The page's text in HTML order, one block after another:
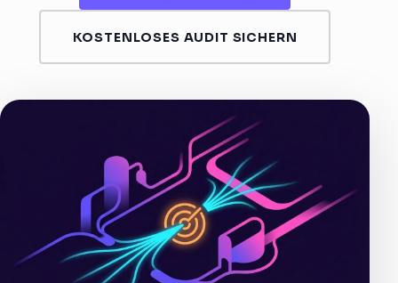
KOSTENLOSES AUDIT SICHERN